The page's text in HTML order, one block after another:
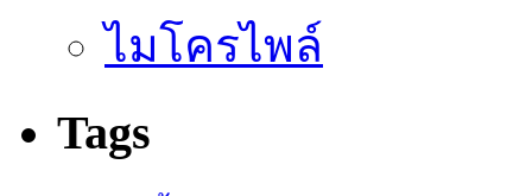
ไมโครไพล์
Tags